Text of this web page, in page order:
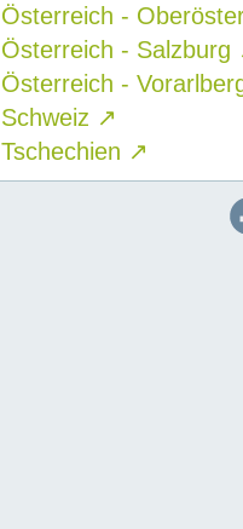
Österreich -
Österreich - Salzburg
Österreich -
Schweiz ↗
Tschechien ↗